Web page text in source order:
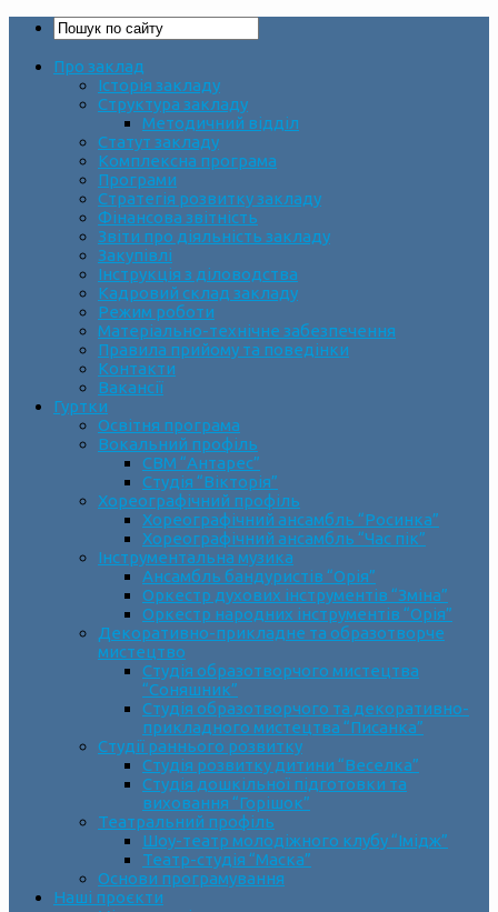
Про заклад
Історія закладу
Структура закладу
Методичний відділ
Статут закладу
Комплексна програма
Програми
Стратегія розвитку закладу
Фінансова звітність
Звіти про діяльність закладу
Закупівлі
Інструкція з діловодства
Кадровий склад закладу
Режим роботи
Матеріально-технічне забезпечення
Правила прийому та поведінки
Контакти
Вакансії
Гуртки
Освітня програма
Вокальний профіль
СВМ “Антарес”
Студія “Вікторія”
Хореографічний профіль
Хореографічний ансамбль “Росинка”
Хореографічний ансамбль “Час пік”
Інструментальна музика
Ансамбль бандуристів “Орія”
Оркестр духових інструментів “Зміна”
Оркестр народних інструментів “Орія”
Декоративно-прикладне та образотворче
мистецтво
Cтудія образотворчого мистецтва
“Соняшник”
Студія образотворчого та декоративно-
прикладного мистецтва “Писанка”
Студії раннього розвитку
Студія розвитку дитини “Веселка”
Студія дошкільної підготовки та
виховання “Горішок”
Театральний профіль
Шоу-театр молодіжного клубу “Імідж”
Театр-студія “Маска”
Основи програмування
Наші проєкти